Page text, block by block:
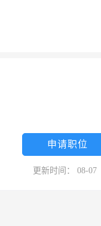
申请职位
更新时间： 08-07